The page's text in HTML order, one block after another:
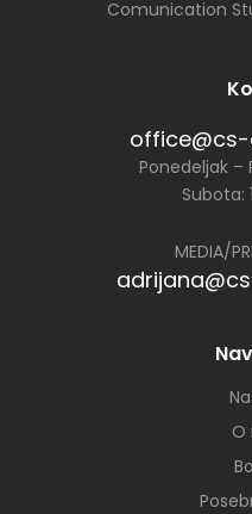
Comunication
Ponedeljak –
Subota:
MEDIA/
O